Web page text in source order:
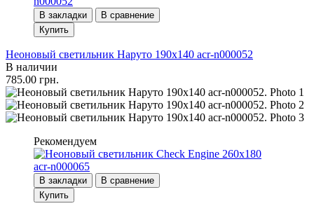
В закладки
В сравнение
Купить
Неоновый светильник Наруто 190х140 acr-n000052
В наличии
785.00 грн.
Рекомендуем
В закладки
В сравнение
Купить